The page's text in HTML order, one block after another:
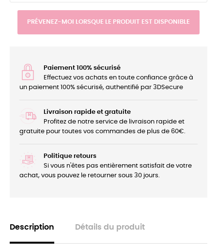
PRÉVENEZ-MOI LORSQUE LE PRODUIT EST DISPONIBLE
Paiement 100% sécurisé
Effectuez vos achats en toute confiance grâce à
un paiement 100% sécurisé, authentifié par 3DSecure
Livraison rapide et gratuite
Profitez de notre service de livraison rapide et
gratuite pour toutes vos commandes de plus de 60€.
Politique retours
Si vous n'êtes pas entièrement satisfait de votre
achat, vous pouvez le retourner sous 30 jours.
Description Détails du produit